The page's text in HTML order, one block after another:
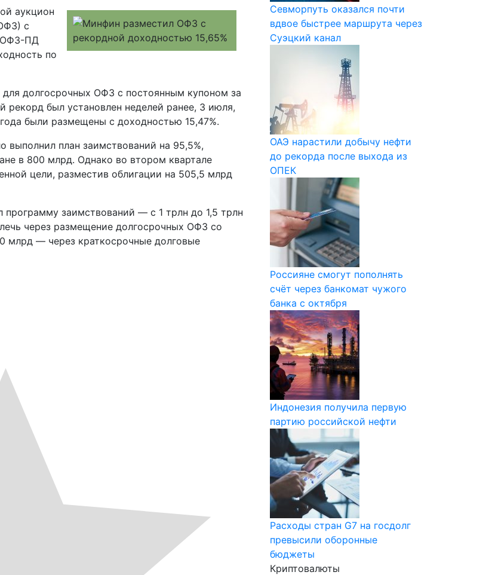
аукцион
с
ОФЗ-ПД
по
долгосрочных ОФЗ с постоянным купоном за
был установлен неделей ранее, 3 июля,
были размещены с доходностью 15,47%.
выполнил план заимствований на 95,5%,
в 800 млрд. Однако во втором квартале
цели, разместив облигации на 505,5 млрд
заимствований — с 1 трлн до 1,5 трлн
через размещение долгосрочных ОФЗ со
млрд — через краткосрочные долговые
Севморпуть оказался почти
вдвое быстрее маршрута через
Суэцкий канал
ОАЭ нарастили добычу нефти
до рекорда после выхода из
ОПЕК
Россияне смогут пополнять
счёт через банкомат чужого
банка с октября
Индонезия получила первую
партию российской нефти
Расходы стран G7 на госдолг
превысили оборонные
бюджеты
Криптовалюты